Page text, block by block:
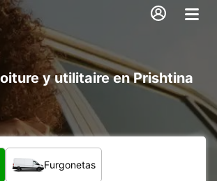
y utilitaire en Prishtina
Furgonetas